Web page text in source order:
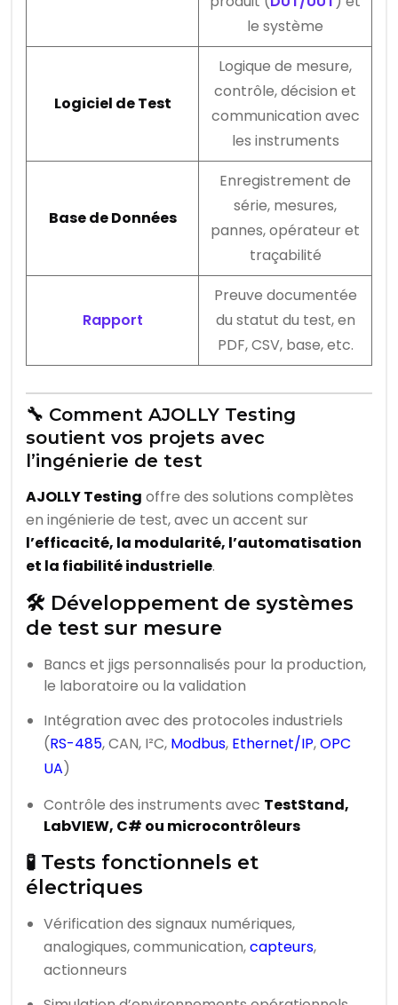
le système
Logiciel de Test
Logique de mesure,
contrôle, décision et
communication avec
les instruments
Base de Données
Enregistrement de
série, mesures,
pannes, opérateur et
traçabilité
Rapport
Preuve documentée
du statut du test, en
PDF, CSV, base, etc.
🔧 Comment AJOLLY Testing
soutient vos projets avec
l’ingénierie de test
AJOLLY Testing offre des solutions complètes
en ingénierie de test, avec un accent sur
l’efficacité, la modularité, l’automatisation
et la fiabilité industrielle.
🛠️ Développement de systèmes
de test sur mesure
Bancs et jigs personnalisés pour la production,
le laboratoire ou la validation
Intégration avec des protocoles industriels
(RS-485, CAN, I²C, Modbus, Ethernet/IP,OPC
UA)
Contrôle des instruments avec TestStand,
LabVIEW, C# ou microcontrôleurs
🧪 Tests fonctionnels et
électriques
Vérification des signaux numériques,
analogiques, communication,capteurs,
actionneurs